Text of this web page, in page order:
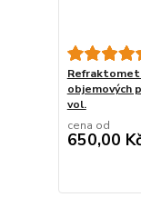
objemových
vol.
cena od
650,00